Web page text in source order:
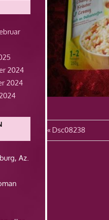
Vorheriger
Beitrag:
Dsc08238
2024
2024
Az.